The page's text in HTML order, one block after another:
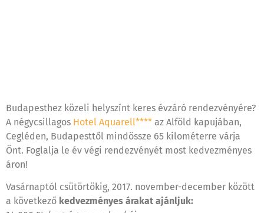
Budapesthez közeli helyszínt keres évzáró rendezvényére?
A négycsillagos Hotel Aquarell**** az Alföld kapujában,
Cegléden, Budapesttől mindössze 65 kilométerre várja
Önt. Foglalja le év végi rendezvényét most kedvezményes
áron!
Vasárnaptól csütörtökig, 2017. november-december között
a következő kedvezményes árakat ajánljuk: